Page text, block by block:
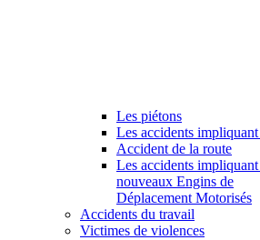
Les piétons
Les accidents
Accident de la route
Les accidents impliquant
nouveaux Engins de
Déplacement Motorisés
Accidents du travail
Victimes de violences